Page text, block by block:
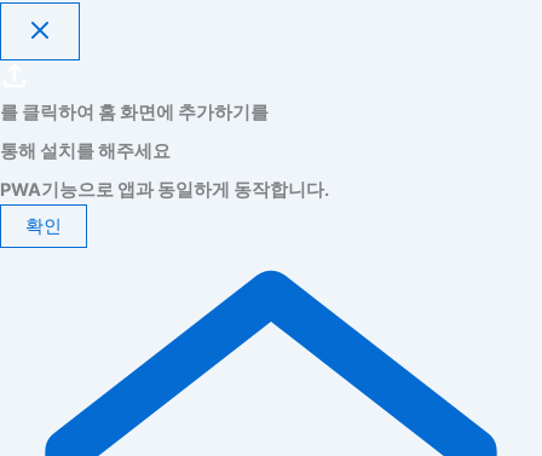
를 클릭하여 홈 화면에 추가하기를
통해 설치를 해주세요
PWA기능으로 앱과 동일하게 동작합니다.
확인